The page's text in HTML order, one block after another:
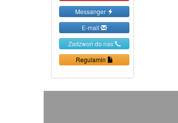
Messanger
E-mail
Zadzwoń do nas
Regulamin